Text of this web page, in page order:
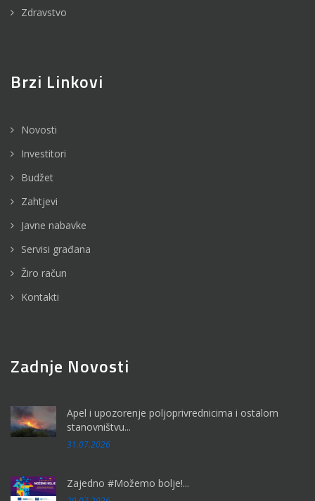
Zdravstvo
Brzi Linkovi
Novosti
Investitori
Budžet
Zahtjevi
Javne nabavke
Servisi građana
Žiro račun
Kontakti
Zadnje Novosti
Apel i upozorenje poljoprivrednicima i ostalom
stanovništvu...
31.07.2026
Zajedno #Možemo bolje!...